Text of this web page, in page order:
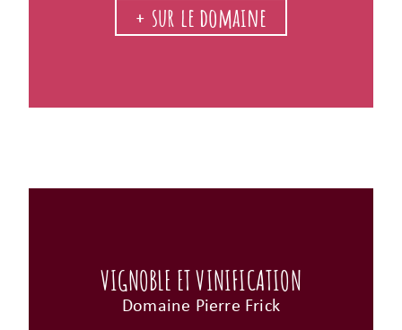
+ sur le domaine
VIGNOBLE ET VINIFICATION
Domaine Pierre Frick